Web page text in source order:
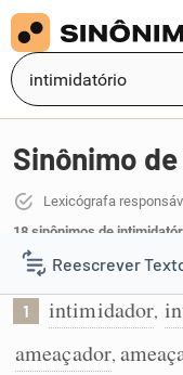
Reescrever
Resumir Texto
Sinônimo
Lexicógrafa
18 sinônimos de
Que intimida:
1 intimidador,
ameaçador,